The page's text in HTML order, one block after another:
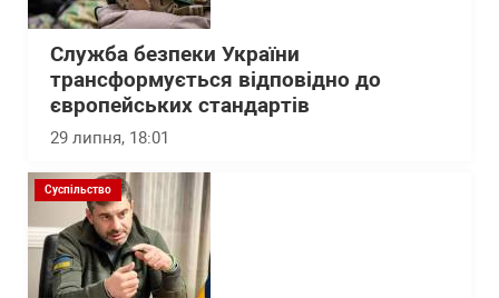
Служба безпеки України
трансформується відповідно до
європейських стандартів
29 липня, 18:01
Суспільство